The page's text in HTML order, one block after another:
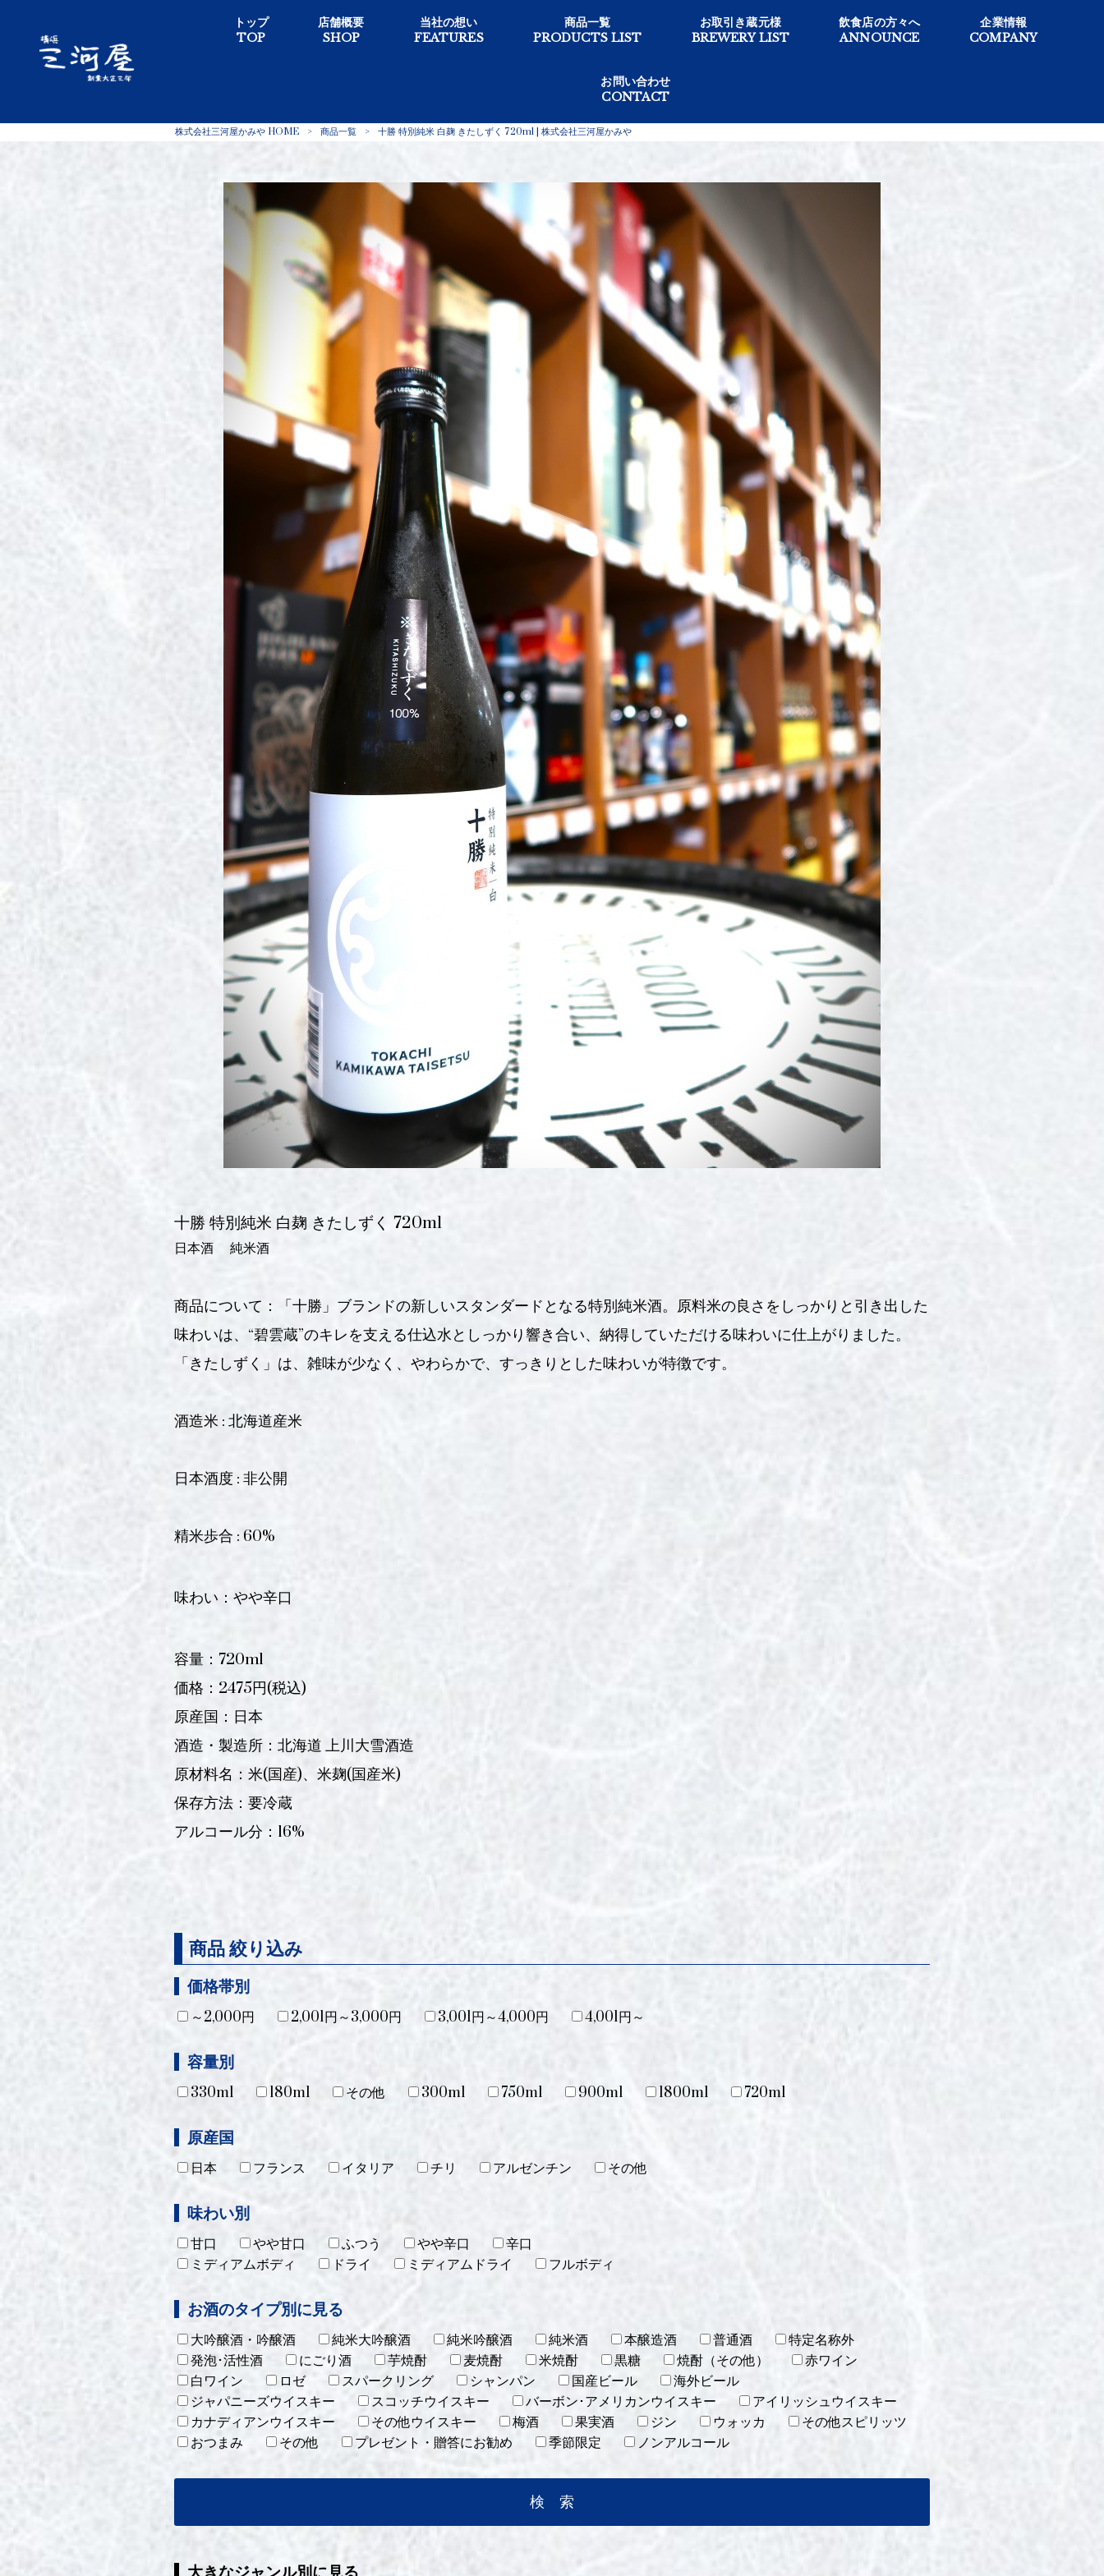
トップ
TOP
店舗概要
SHOP
当社の想い
FEATURES
商品一覧
PRODUCTS LIST
お取引き蔵元様
BREWERY LIST
飲食店の方々へ
ANNOUNCE
企業情報
COMPANY
お問い合わせ
CONTACT
株式会社三河屋かみや HOME > 商品一覧 > 十勝 特別純米 白麹 きたしずく 720ml | 株式会社三河屋かみや
十勝 特別純米 白麹 きたしずく 720ml
日本酒 純米酒
商品について：「十勝」ブランドの新しいスタンダードとなる特別純米酒。原料米の良さをしっかりと引き出した
味わいは、“碧雲蔵”のキレを支える仕込水としっかり響き合い、納得していただける味わいに仕上がりました。
「きたしずく」は、雑味が少なく、やわらかで、すっきりとした味わいが特徴です。
酒造米 : 北海道産米
日本酒度 : 非公開
精米歩合 : 60%
味わい：やや辛口
容量：720ml
価格：2475円(税込)
原産国：日本
酒造・製造所：北海道 上川大雪酒造
原材料名：米(国産)、米麹(国産米)
保存方法：要冷蔵
アルコール分：16%
商品 絞り込み
価格帯別
～2,000円
2,001円～3,000円 3,001円～4,000円 4,001円～
容量別
330ml
180ml その他 300ml 750ml 900ml 1800ml 720ml
原産国
日本
フランス イタリア チリ アルゼンチン その他
味わい別
甘口
やや甘口 ふつう やや辛口
辛口
ミディアムボディ
ドライ ミディアムドライ フルボディ
お酒のタイプ別に見る
大吟醸酒・吟醸酒
純米大吟醸酒 純米吟醸酒 純米酒 本醸造酒 普通酒
特定名称外
発泡･活性酒
にごり酒 芋焼酎 麦焼酎 米焼酎 黒糖 焼酎（その他）
赤ワイン
白ワイン
ロゼ スパークリング シャンパン 国産ビール
海外ビール
ジャパニーズウイスキー
スコッチウイスキー バーボン･アメリカンウイスキー
アイリッシュウイスキー
カナディアンウイスキー
その他ウイスキー 梅酒 果実酒 ジン ウォッカ
その他スピリッツ
おつまみ
その他 プレゼント・贈答にお勧め 季節限定 ノンアルコール
大きなジャンル別に見る